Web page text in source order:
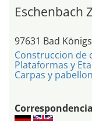
Eschenbach
97631 Bad
Construccion de
Plataformas y
Carpas y